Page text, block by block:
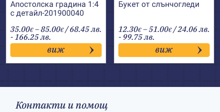
Апостолска градина 1:4
с детайл-201900040
35.00€ –85.00€Price
range:
35.00€
through
85.00€
/ 68.45 лв.
- 166.25 лв.
виж
Букет от слънчогледи
12.30€ –51.00€Price
range:
12.30€
through
51.00€
/ 24.06 лв.
- 99.75 лв.
виж
Контакти и помощ